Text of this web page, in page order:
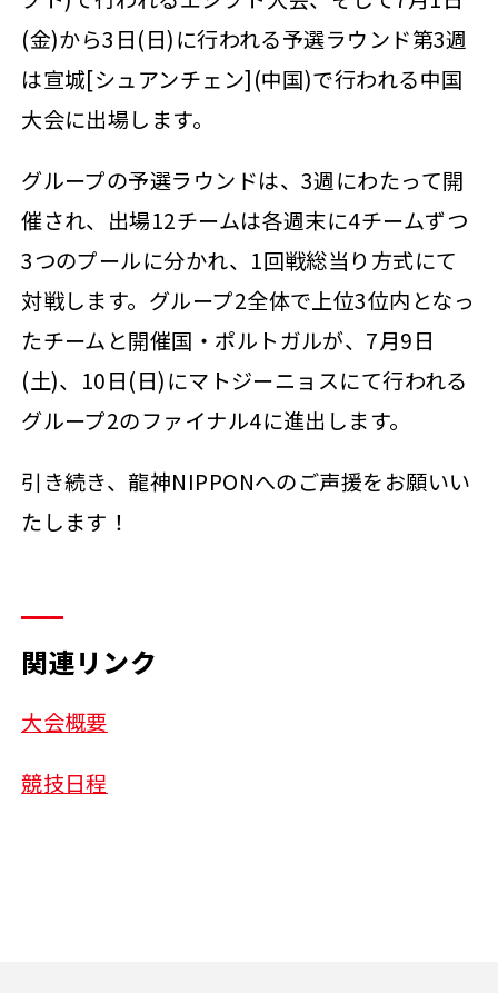
(金)から3日(日)に行われる予選ラウンド第3週
は宣城[シュアンチェン](中国)で行われる中国
大会に出場します。
グループの予選ラウンドは、3週にわたって開
催され、出場12チームは各週末に4チームずつ
3つのプールに分かれ、1回戦総当り方式にて
対戦します。グループ2全体で上位3位内となっ
たチームと開催国・ポルトガルが、7月9日
(土)、10日(日)にマトジーニョスにて行われる
グループ2のファイナル4に進出します。
引き続き、龍神NIPPONへのご声援をお願いい
たします！
関連リンク
大会概要
競技日程